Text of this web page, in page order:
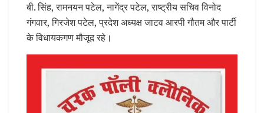
बी. सिंह, रामनयन पटेल, नागेंद्र पटेल, राष्ट्रीय सचिव विनोद
गंगवार, गिरजेश पटेल, प्रदेश अध्यक्ष जाटव आरपी गौतम और पार्टी
के विधायकगण मौजूद रहे।